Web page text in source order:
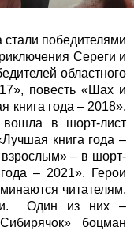
победителями
Сереги и
областного
повесть «Шах и
книга года – 2018»,
в шорт-лист
книга года –
взрослым» – в шорт-
– 2021». Герои
читателям,
Один из них –
боцман